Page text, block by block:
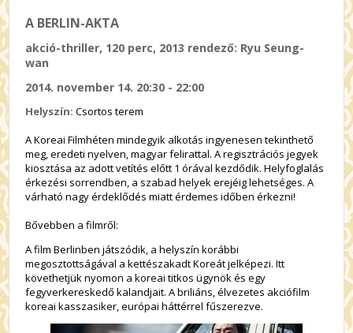
A BERLIN-AKTA
akció-thriller, 120 perc, 2013 rendező: Ryu Seung-
wan
2014. november 14. 20:30 - 22:00
Helyszín:Csortos terem
A Koreai Filmhéten mindegyik alkotás ingyenesen tekinthető
meg, eredeti nyelven, magyar felirattal. A regisztrációs jegyek
kiosztása az adott vetítés előtt 1 órával kezdődik. Helyfoglalás
érkezési sorrendben, a szabad helyek erejéig lehetséges. A
várható nagy érdeklődés miatt érdemes időben érkezni!
Bővebben a filmről:
A film Berlinben játszódik, a helyszín korábbi
megosztottságával a kettészakadt Koreát jelképezi. Itt
követhetjük nyomon a koreai titkos ügynök és egy
fegyverkereskedő kalandjait. A briliáns, élvezetes akciófilm
koreai kasszasiker, európai háttérrel fűszerezve.